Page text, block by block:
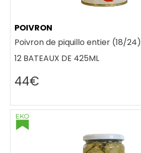
POIVRON
Poivron de piquillo entier (18/24)
12 BATEAUX DE 425ML
44€